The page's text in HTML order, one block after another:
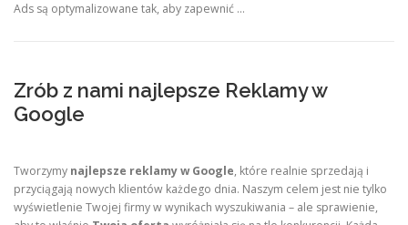
Ads są optymalizowane tak, aby zapewnić …
Zrób z nami najlepsze Reklamy w
Google
Tworzymy najlepsze reklamy w Google, które realnie sprzedają i
przyciągają nowych klientów każdego dnia. Naszym celem jest nie tylko
wyświetlenie Twojej firmy w wynikach wyszukiwania – ale sprawienie,